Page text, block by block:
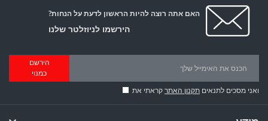
האם אתה רוצה להיות הראשון לדעת על הנחות?
הירשמו לניוזלטר שלנו
הירשם
כמנוי
ואני מסכים לתנאים תקנון האתרקראתי את